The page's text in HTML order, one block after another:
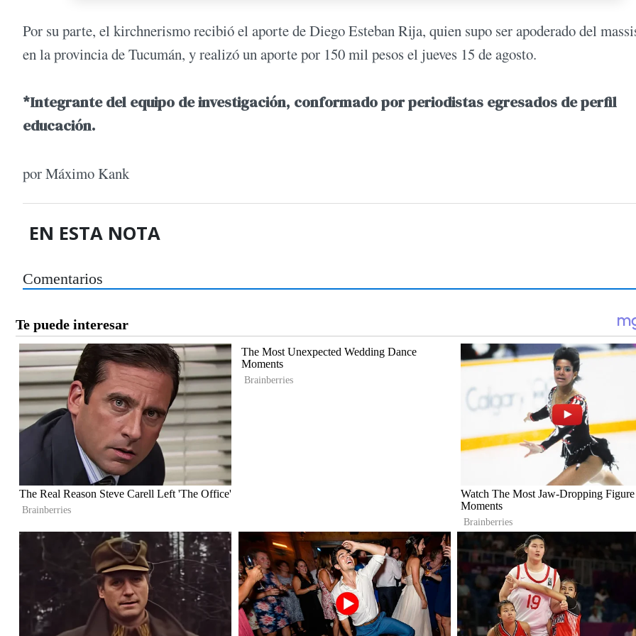
Por su parte, el kirchnerismo recibió el aporte de Diego Esteban Rija, quien supo ser apoderado del
en la provincia de Tucumán, y realizó un aporte por 150 mil pesos el jueves 15 de agosto.
*Integrante del equipo de investigación, conformado por periodistas egresados de perfil
educación.
por Máximo Kank
EN ESTA NOTA
Comentarios